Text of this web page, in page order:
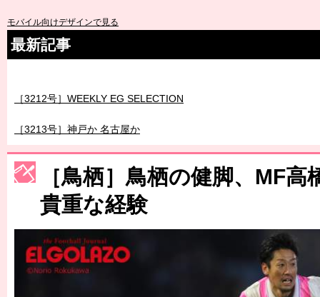
モバイル向けデザインで見る
最新記事
［3212号］WEEKLY EG SELECTION
［3213号］神戸か 名古屋か
［3214号］WEST制覇
［3215号］WEEKLY EG SELECTION
［3216号］行く末占うラストワン
［3217号］最高の景色へ出国
［鳥栖］鳥栖の健脚、MF
貴重な経験